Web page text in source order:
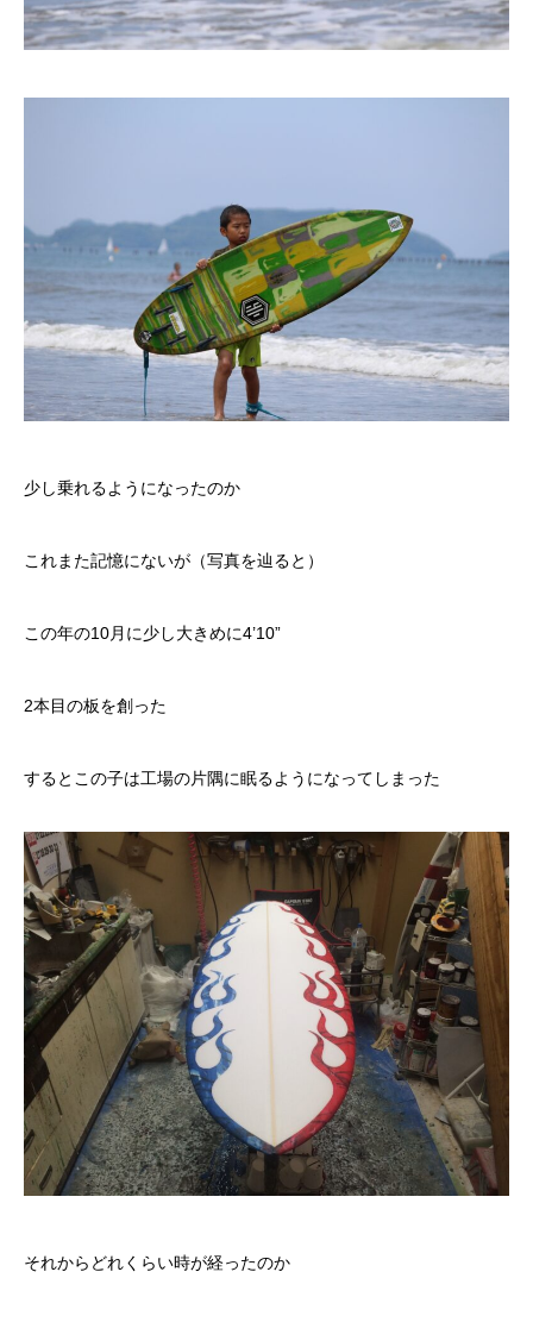
少し乗れるようになったのか
これまた記憶にないが（写真を辿ると）
この年の10月に少し大きめに4’10”
2本目の板を創った
するとこの子は工場の片隅に眠るようになってしまった
それからどれくらい時が経ったのか